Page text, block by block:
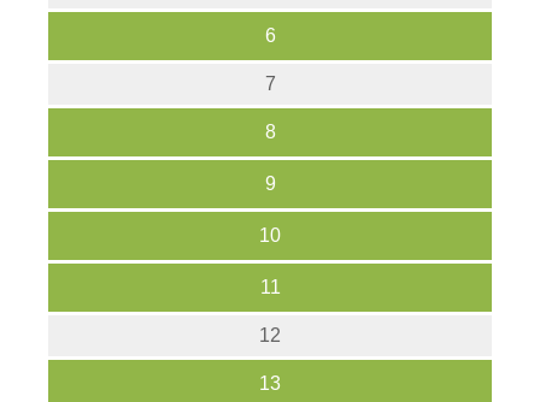
6
7
8
9
10
11
12
13